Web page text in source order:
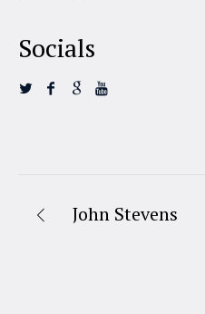
Socials
John Stevens